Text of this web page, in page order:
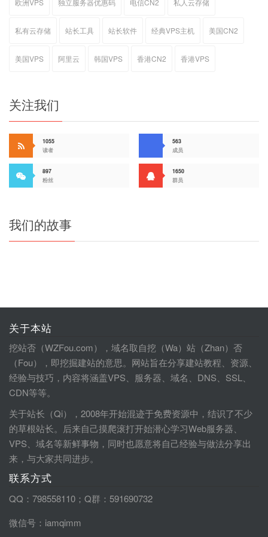
欧洲VPS 独立服务器优惠码 电信CN2 私人云存储
私有云存储 站长工具 站长软件 经典VPS主机 美国CN2
美国VPS 阿里云 韩国VPS 香港CN2 香港VPS
关注我们
1055
读者
563
成员
897
粉丝
1650
群员
我们的故事
关于本站
挖站否（WZFou.com），域名取自挖（Wa）站（Zhan）否
（Fou），即挖掘建站的意思。网站旨在分享建站教程、资源、
经验与技巧，内容将涵盖VPS、服务器、域名、DNS、SSL、
CDN等等。
关于站长（Qi），2008年开始混迹于免费资源中，结识了不少
的草根站长。后来自己摸爬滚打开始潜心学习Web服务器、
VPS、域名等新鲜事物，同时也愿意将自己经验与做法分享出
来，与大家共同进步。
联系方式
QQ：798558110；Q群：591690732
微信号：iamqimm